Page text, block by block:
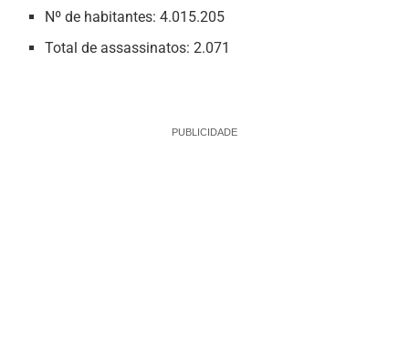
Nº de habitantes: 4.015.205
Total de assassinatos: 2.071
PUBLICIDADE